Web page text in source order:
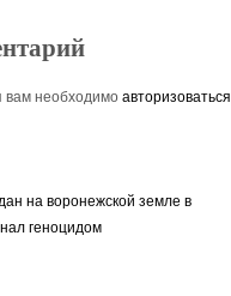
вам необходимо авторизоваться
на воронежской земле в
геноцидом